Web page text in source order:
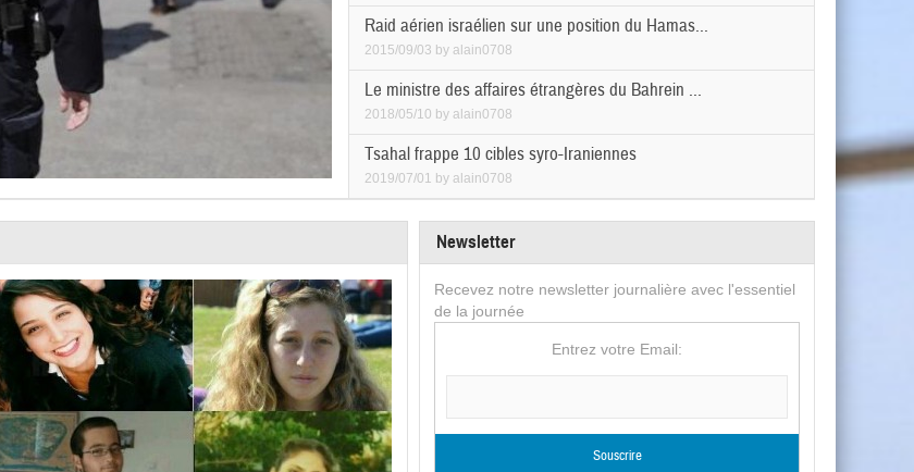
Raid aérien israélien sur une position du Hamas...
2015/09/03 by alain0708
Le ministre des affaires étrangères du Bahrein ...
2018/05/10 by alain0708
Tsahal frappe 10 cibles syro-Iraniennes
2019/07/01 by alain0708
Newsletter
Recevez notre newsletter journalière avec l'essentiel
de la journée
Entrez votre Email: